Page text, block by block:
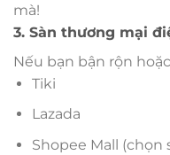
mà!
3. Sàn thương mại
Nếu bạn bận rộn
Tiki
Lazada
Shopee Mall